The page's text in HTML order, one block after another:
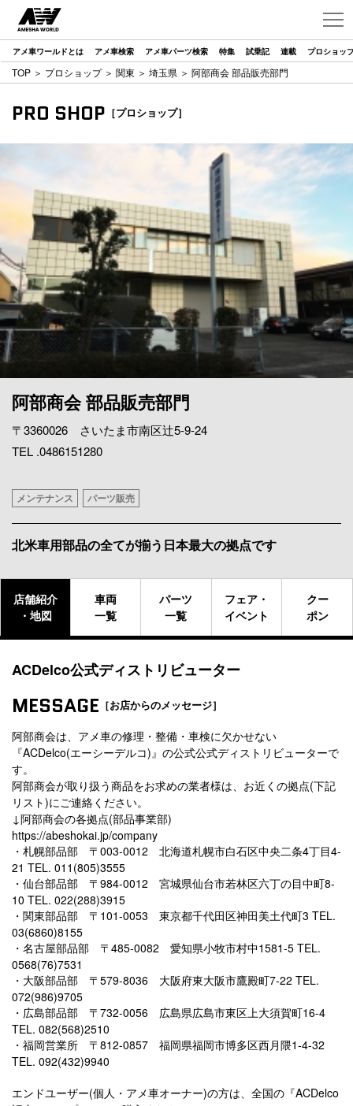
アメ車ワールドとは アメ車検索 アメ車パーツ検索 特集 試乗記 連載 プロショッ
TOP ＞ プロショップ＞ 関東 ＞ 埼玉県 ＞ 阿部商会 部品販売部門
PRO SHOP ［プロショップ］
阿部商会 部品販売部門
〒3360026 さいたま市南区辻5-9-24
TEL .0486151280
メンテナンス パーツ販売
北米車用部品の全てが揃う日本最大の拠点です
店舗紹介
・地図
車両
一覧
パーツ
一覧
フェア・
イベント
クー
ポン
ACDelco公式ディストリビューター
MESSAGE ［お店からのメッセージ］
阿部商会は、アメ車の修理・整備・車検に欠かせない
『ACDelco(エーシーデルコ)』の公式公式ディストリビューターで
す。
阿部商会が取り扱う商品をお求めの業者様は、お近くの拠点(下記
リスト)にご連絡ください。
↓阿部商会の各拠点(部品事業部)
https://abeshokai.jp/company
・札幌部品部 〒003-0012 北海道札幌市白石区中央二条4丁目4-
21 TEL. 011(805)3555
・仙台部品部 〒984-0012 宮城県仙台市若林区六丁の目中町8-
10 TEL. 022(288)3915
・関東部品部 〒101-0053 東京都千代田区神田美土代町3 TEL.
03(6860)8155
・名古屋部品部 〒485-0082 愛知県小牧市村中1581-5 TEL.
0568(76)7531
・大阪部品部 〒579-8036 大阪府東大阪市鷹殿町7-22 TEL.
072(986)9705
・広島部品部 〒732-0056 広島県広島市東区上大須賀町16-4
TEL. 082(568)2510
・福岡営業所 〒812-0857 福岡県福岡市博多区西月隈1-4-32
TEL. 092(432)9940
エンドユーザー(個人・アメ車オーナー)の方は、全国の『ACDelco